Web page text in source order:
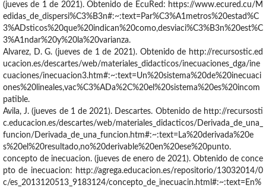
(jueves de 1 de 2021). Obtenido de EcuRed: https://www.ecured.cu/M
edidas_de_dispersi%C3%B3n#:~:text=Par%C3%A1metros%20estad%C
3%ADsticos%20que%20indican%20como,desviaci%C3%B3n%20est%C
3%A1ndar%20y%20la%20varianza.
Alvarez, D. G. (jueves de 1 de 2021). Obtenido de http://recursostic.ed
ucacion.es/descartes/web/materiales_didacticos/inecuaciones_dga/ine
cuaciones/inecuacion3.htm#:~:text=Un%20sistema%20de%20inecuaci
ones%20lineales,vac%C3%ADa%2C%20el%20sistema%20es%20incom
patible.
Avila, J. (jueves de 1 de 2021). Descartes. Obtenido de http://recursosti
c.educacion.es/descartes/web/materiales_didacticos/Derivada_de_una_
funcion/Derivada_de_una_funcion.htm#:~:text=La%20derivada%20e
s%20el%20resultado,no%20derivable%20en%20ese%20punto.
concepto de inecuacion. (jueves de enero de 2021). Obtenido de conce
pto de inecuacion: http://agrega.educacion.es/repositorio/13032014/0
c/es_2013120513_9183124/concepto_de_inecuacin.html#:~:text=En%